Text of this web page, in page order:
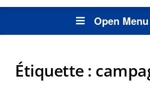
Open Menu
Étiquette :